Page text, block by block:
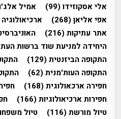
אלי אסקוזידו(99) אמיל
אפי אליאן(268) ארכיאולוגיה
אתר עתיקות(216)
היחידה למניעת שוד ברשות
התקופה הביזנטית(129)
התקופה העות'מנית(62)
חפירה ארכאולוגית(168)
חפירות ארכיאולוגיות(166)
טיול מורשת(116) טיול